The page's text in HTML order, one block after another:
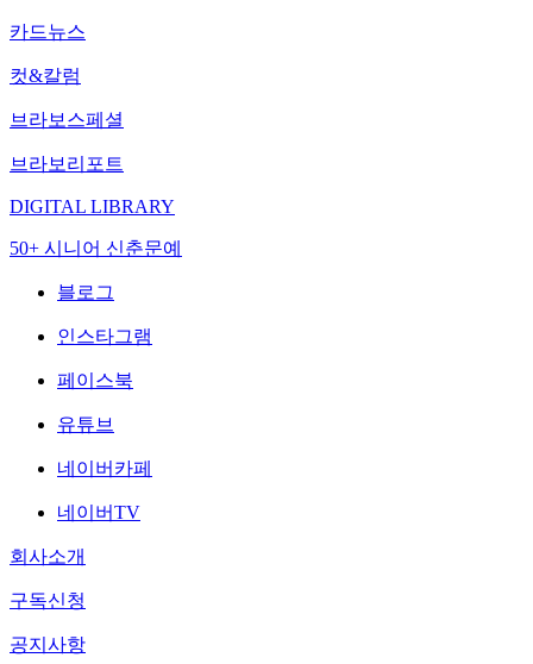
카드뉴스
컷&칼럼
브라보스페셜
브라보리포트
DIGITAL LIBRARY
50+ 시니어 신춘문예
블로그
인스타그램
페이스북
유튜브
네이버카페
네이버TV
회사소개
구독신청
공지사항